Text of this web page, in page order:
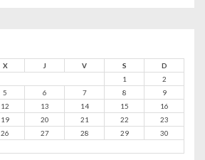
X J V S
D
1
2
5 6 7 8
9
12 13 14 15
16
19 20 21 22
23
26 27 28 29
30